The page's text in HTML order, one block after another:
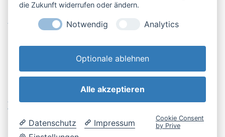
Öffnungszeiten
Anfahrt & Kontakt
Retouren-Portal
AGB & Kundeninfo
Widerrufsbelehrung
Datenschutzerklärung
die Zukunft widerrufen oder ändern.
Notwendig Analytics
Optionale ablehnen
Alle akzeptieren
Datenschutz
Impressum
Cookie Consent
by Prive